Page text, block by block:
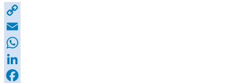
Copy
Link
Email
WhatsApp
LinkedIn